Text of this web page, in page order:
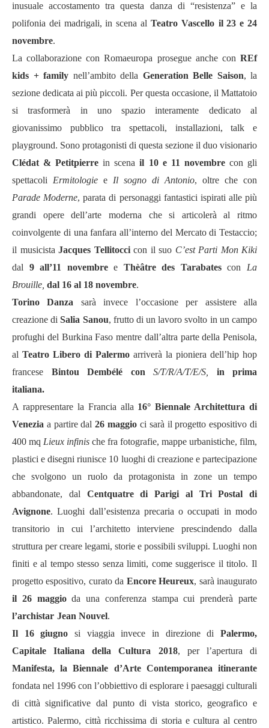
inusuale accostamento tra questa danza di “resistenza” e la
polifonia dei madrigali, in scena al Teatro Vascello il 23 e 24
novembre.
La collaborazione con Romaeuropa prosegue anche con REf
kids + family nell’ambito della Generation Belle Saison, la
sezione dedicata ai più piccoli. Per questa occasione, il Mattatoio
si trasformerà in uno spazio interamente dedicato al
giovanissimo pubblico tra spettacoli, installazioni, talk e
playground. Sono protagonisti di questa sezione il duo visionario
Clédat & Petitpierre in scenail 10 e 11 novembrecon gli
spettacoli Ermitologie e Il sogno di Antonio, oltre che con
Parade Moderne, parata di personaggi fantastici ispirati alle più
grandi opere dell’arte moderna che si articolerà al ritmo
coinvolgente di una fanfara all’interno del Mercato di Testaccio;
il musicista Jacques Tellitoccicon il suo C’est Parti Mon Kiki
dal 9 all’11 novembree Thèâtre des Tarabatescon La
Brouille, dal 16 al 18 novembre.
Torino Danza sarà invece l’occasione per assistere alla
creazione diSalia Sanou, frutto di un lavoro svolto in un campo
profughi del Burkina Faso mentre dall’altra parte della Penisola,
al Teatro Libero di Palermo arriverà la pioniera dell’hip hop
francese Bintou Dembélé con S/T/R/A/T/E/S, in prima
italiana.
A rappresentare la Francia alla 16° Biennale Architettura di
Venezia a partire dal26 maggio ci sarà il progetto espositivo di
400 mq Lieux infinis che fra fotografie, mappe urbanistiche, film,
plastici e disegni riunisce 10 luoghi di creazione e partecipazione
che svolgono un ruolo da protagonista in zone un tempo
abbandonate, dal Centquatre di Parigi al Tri Postal di
Avignone. Luoghi dall’esistenza precaria o occupati in modo
transitorio in cui l’architetto interviene prescindendo dalla
struttura per creare legami, storie e possibili sviluppi. Luoghi non
finiti e al tempo stesso senza limiti, come suggerisce il titolo. Il
progetto espositivo, curato da Encore Heureux, sarà inaugurato
il 26 maggioda una conferenza stampa cui prenderà parte
l’archistar Jean Nouvel.
Il 16 giugno si viaggia invece in direzione diPalermo,
Capitale Italiana della Cultura 2018, per l’apertura di
Manifesta, la Biennale d’Arte Contemporanea itinerante
fondata nel 1996 con l’obbiettivo di esplorare i paesaggi culturali
di città significative dal punto di vista storico, geografico e
artistico. Palermo, città ricchissima di storia e cultura al centro